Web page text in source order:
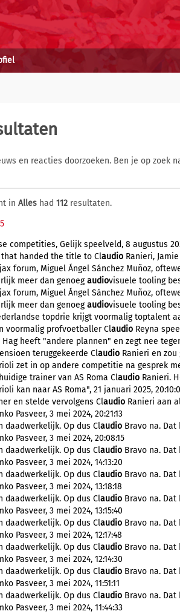
en reacties doorzoeken. Ben je op zoek
in Alles had 112 resultaten.
5
competities, Gelijk speelveld, 8 augustus
that handed the title to Claudio Ranieri,
forum, Miguel Ángel Sánchez Muñoz,
meer dan genoegaudiovisuele tooling
forum, Miguel Ángel Sánchez Muñoz,
meer dan genoegaudiovisuele tooling
topdrie krijgt voormalig toptalent
voormalig profvoetballer Claudio Reyna
Hag heeft "andere plannen" en zegt nee
teruggekeerde Claudio Ranieri en
zet in op andere competitie na gesprek
trainer van AS Roma Claudio Ranieri.
kan naar AS Roma", 21 januari 2025,
en stelde vervolgens Claudio Ranieri aan
Pasveer, 3 mei 2024, 20:21:13
daadwerkelijk. Op dus Claudio Bravo na. Dat
Pasveer, 3 mei 2024, 20:08:15
daadwerkelijk. Op dus Claudio Bravo na. Dat
Pasveer, 3 mei 2024, 14:13:20
daadwerkelijk. Op dus Claudio Bravo na. Dat
Pasveer, 3 mei 2024, 13:18:18
daadwerkelijk. Op dus Claudio Bravo na. Dat
Pasveer, 3 mei 2024, 13:15:40
daadwerkelijk. Op dus Claudio Bravo na. Dat
Pasveer, 3 mei 2024, 12:17:48
daadwerkelijk. Op dus Claudio Bravo na. Dat
Pasveer, 3 mei 2024, 12:14:30
daadwerkelijk. Op dus Claudio Bravo na. Dat
Pasveer, 3 mei 2024, 11:51:11
daadwerkelijk. Op dus Claudio Bravo na. Dat
Pasveer, 3 mei 2024, 11:44:33